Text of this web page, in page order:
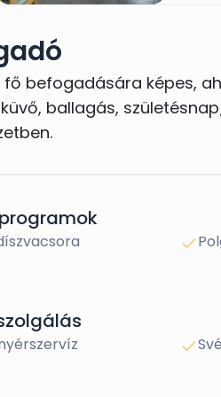
befogadására képes,
ballagás,